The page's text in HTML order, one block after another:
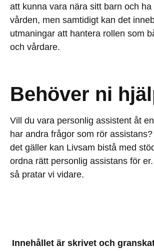
att kunna vara nära sitt barn och
vården, men samtidigt kan det
utmaningar att hantera rollen som
och vårdare.
Behöver ni
Vill du vara personlig assistent åt
har andra frågor som rör
det gäller kan Livsam bistå med
ordna rätt personlig assistans för er.
så pratar vi vidare.
Innehållet är skrivet och